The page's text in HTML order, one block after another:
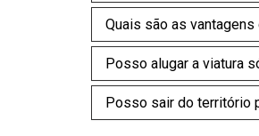
Quais são as
Posso alugar a viatura
Posso sair do território